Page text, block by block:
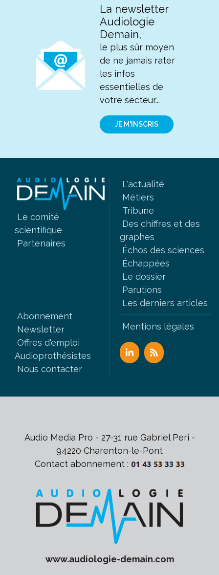
La newsletter
Audiologie
Demain,
le plus sûr moyen
de ne jamais rater
les infos
essentielles de
votre secteur...
JE M'INSCRIS
Le comité
scientifique
Partenaires
L'actualité
Métiers
Tribune
Des chiffres et des
graphes
Échos des sciences
Échappées
Le dossier
Parutions
Les derniers articles
Abonnement
Newsletter
Offres d'emploi
Audioprothésistes
Nous contacter
Mentions légales
Audio Media Pro - 27-31 rue Gabriel Peri -
94220 Charenton-le-Pont
Contact abonnement :
www.audiologie-demain.com